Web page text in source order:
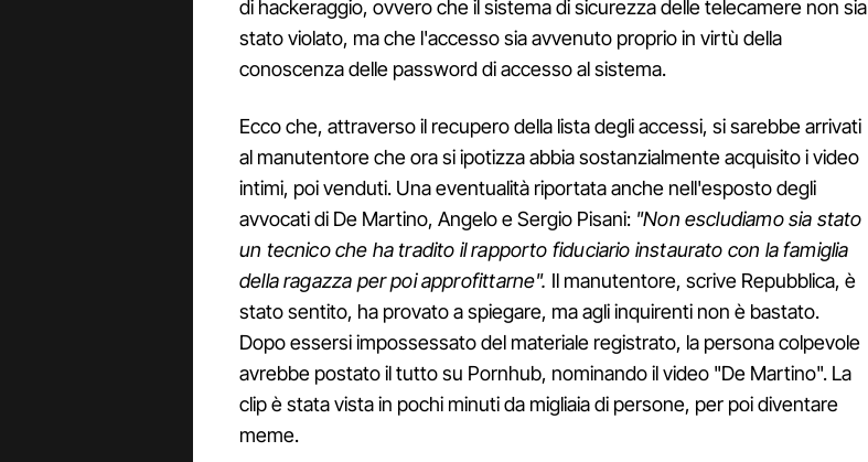
di hackeraggio, ovvero che il sistema di sicurezza delle telecamere non sia
stato violato, ma che l'accesso sia avvenuto proprio in virtù della
conoscenza delle password di accesso al sistema.
Ecco che, attraverso il recupero della lista degli accessi, si sarebbe arrivati
al manutentore che ora si ipotizza abbia sostanzialmente acquisito i video
intimi, poi venduti. Una eventualità riportata anche nell'esposto degli
avvocati di De Martino, Angelo e Sergio Pisani: "Non escludiamo sia stato
un tecnico che ha tradito il rapporto fiduciario instaurato con la famiglia
della ragazza per poi approfittarne". Il manutentore, scrive Repubblica, è
stato sentito, ha provato a spiegare, ma agli inquirenti non è bastato.
Dopo essersi impossessato del materiale registrato, la persona colpevole
avrebbe postato il tutto su Pornhub, nominando il video "De Martino". La
clip è stata vista in pochi minuti da migliaia di persone, per poi diventare
meme.